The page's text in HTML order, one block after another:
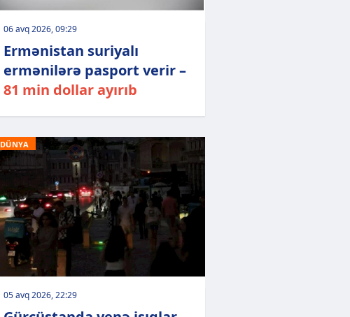
06 avq 2026, 09:29
Ermənistan suriyalı
ermənilərə pasport verir –
81 min dollar ayırıb
DÜNYA
05 avq 2026, 22:29